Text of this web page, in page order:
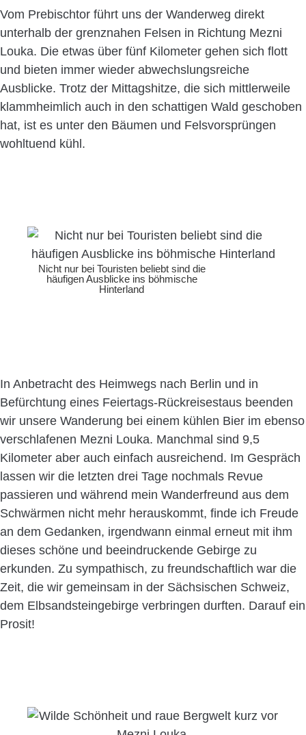
Vom Prebischtor führt uns der Wanderweg direkt
unterhalb der grenznahen Felsen in Richtung Mezni
Louka. Die etwas über fünf Kilometer gehen sich flott
und bieten immer wieder abwechslungsreiche
Ausblicke. Trotz der Mittagshitze, die sich mittlerweile
klammheimlich auch in den schattigen Wald geschoben
hat, ist es unter den Bäumen und Felsvorsprüngen
wohltuend kühl.
Nicht nur bei Touristen beliebt sind die
häufigen Ausblicke ins böhmische
Hinterland
In Anbetracht des Heimwegs nach Berlin und in
Befürchtung eines Feiertags-Rückreisestaus beenden
wir unsere Wanderung bei einem kühlen Bier im ebenso
verschlafenen Mezni Louka. Manchmal sind 9,5
Kilometer aber auch einfach ausreichend. Im Gespräch
lassen wir die letzten drei Tage nochmals Revue
passieren und während mein Wanderfreund aus dem
Schwärmen nicht mehr herauskommt, finde ich Freude
an dem Gedanken, irgendwann einmal erneut mit ihm
dieses schöne und beeindruckende Gebirge zu
erkunden. Zu sympathisch, zu freundschaftlich war die
Zeit, die wir gemeinsam in der Sächsischen Schweiz,
dem Elbsandsteingebirge verbringen durften. Darauf ein
Prosit!